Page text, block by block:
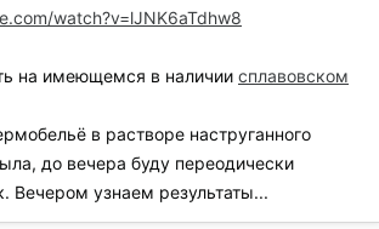
watch?v=lJNK6aTdhw8
на имеющемся в наличии сплавовском
в растворе наструганного
до вечера буду переодически
Вечером узнаем результаты...